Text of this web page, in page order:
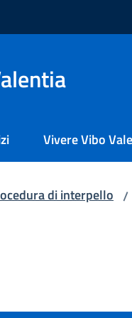
Vivere Vibo
di interpello /